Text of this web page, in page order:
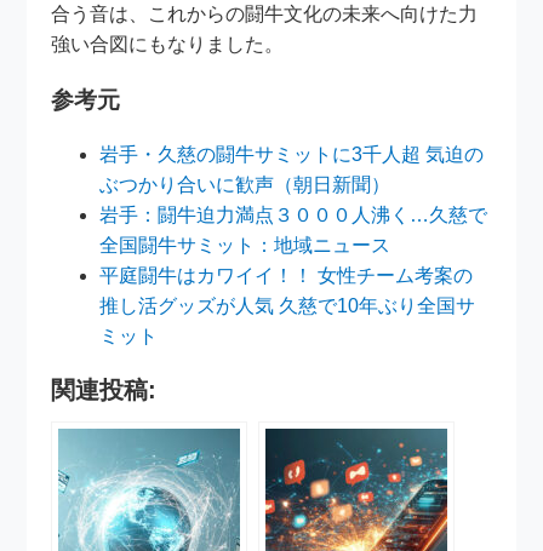
合う音は、これからの闘牛文化の未来へ向けた力
強い合図にもなりました。
参考元
岩手・久慈の闘牛サミットに3千人超 気迫の
ぶつかり合いに歓声（朝日新聞）
岩手：闘牛迫力満点３０００人沸く…久慈で
全国闘牛サミット：地域ニュース
平庭闘牛はカワイイ！！ 女性チーム考案の
推し活グッズが人気 久慈で10年ぶり全国サ
ミット
関連投稿: